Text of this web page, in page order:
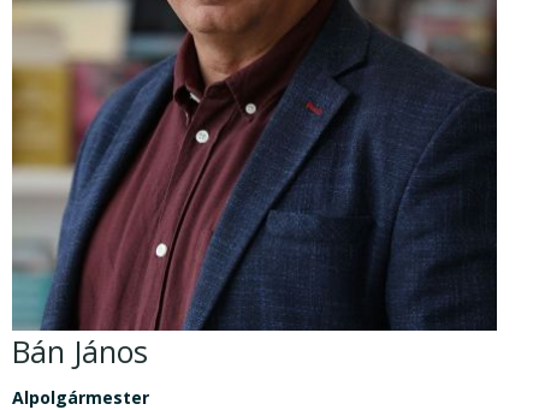
Bán János
Alpolgármester